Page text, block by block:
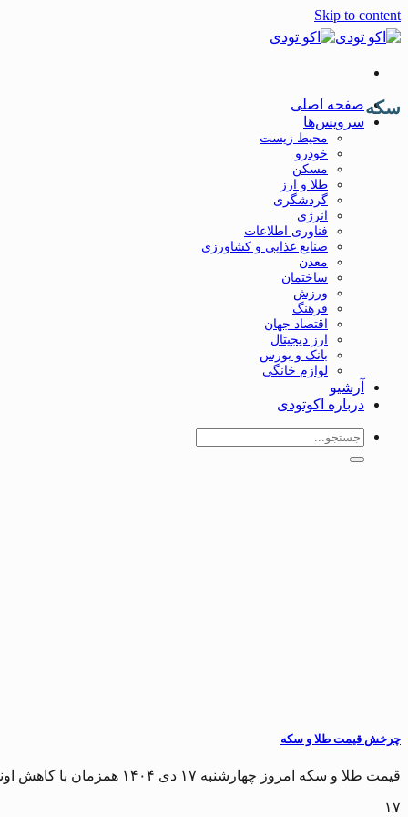
Skip to content
صفحه اصلی
سرویس‌ها
محیط زیست
خودرو
مسکن
طلا و ارز
گردشگری
انرژی
فناوری اطلاعات
صنایع غذایی و کشاورزی
معدن
ساختمان
ورزش
فرهنگ
اقتصاد جهان
ارز دیجیتال
بانک و بورس
لوازم خانگی
آرشیو
درباره اکوتودی
سکه
چرخش قیمت طلا و سکه
قیمت طلا و سکه امروز چهارشنبه ۱۷ دی ۱۴۰۴ همزمان با کاهش اونس جهانی طلا...
۱۷